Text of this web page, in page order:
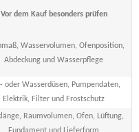
Vor dem Kauf besonders prüfen
Wasservolumen, Ofenposition,
Abdeckung und Wasserpflege
oder Wasserdüsen, Pumpendaten,
Elektrik, Filter und Frostschutz
Raumvolumen, Ofen, Lüftung,